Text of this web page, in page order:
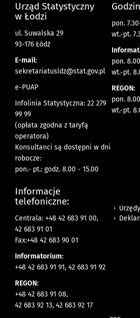
Urząd Statystyczny
w Łodzi
ul. Suwalska 29
93-176 Łódź
E-mail:
sekretariatusldz@stat.gov.pl
e-PUAP
Infolinia Statystyczna: 22 279
99 99
(opłata zgodna z taryfą
operatora)
Konsultanci są dostępni w dni
robocze:
pon.- pt.: godz. 8.00 - 15.00
pon.
wt.-pt.
pon.
wt.-pt.
REGON:
pon.
wt.-pt.
Informacje
telefoniczne:
Centrala: +48 42 683 91 00,
42 683 91 01
Fax:+48 42 683 90 01
Informatorium:
+48 42 683 91 91, 42 683 91 92
REGON:
+48 42 683 91 08,
42 683 92 13, 42 683 92 17